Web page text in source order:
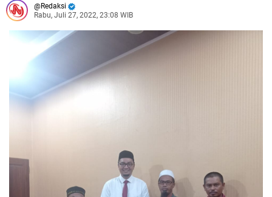
Redaksi
Rabu, Juli 27, 2022, 23:08 WIB